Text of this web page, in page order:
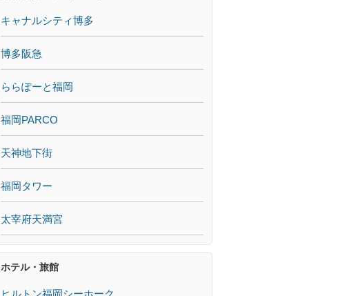
キャナルシティ博多
博多阪急
ららぽーと福岡
福岡PARCO
天神地下街
福岡タワー
太宰府天満宮
ホテル・旅館
ヒルトン福岡シーホーク